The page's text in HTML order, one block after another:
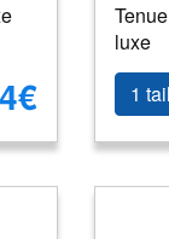
luxe
1